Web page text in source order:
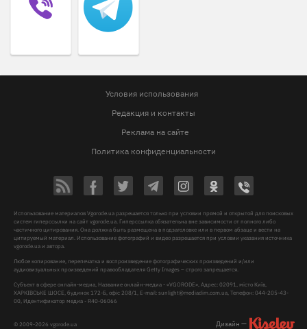
Условия использования
Редакция и контакты
Реклама на сайте
Политика конфиденциальности
© 2009-2026 vgorode.ua
Использование материалов Vgorode.ua разрешается только при условии прямой и открытой для поисковых
систем гиперссылки на сайт vgorode.ua. Гиперссылка обязательна вне зависимости от полного либо
частичного цитирования. Она должна быть размещена в подзаголовке или в первом абзаце и вести на
цитируемый материал. Использование фотографий и видео разрешается при условии указания источника
vgorode.ua и автора.
Любое копирование, перепечатка и воспроизведение фотографических произведений и/или
аудиовизуальных произведений правообладателя Getty Images – строго запрещается.
Субъект в сфере онлайн-медиа, Название онлайн-медиа - «VGORODE», Адрес: 02091, місто Київ,
ХАРКІВСЬКЕ ШОСЕ, будинок 172-Б, офіс 208/1, E-mail:sunlight@mediadim.com.ua, Телефон: 044-205-43-
00, Идентификатор медиа - R40-06066
Дизайн —